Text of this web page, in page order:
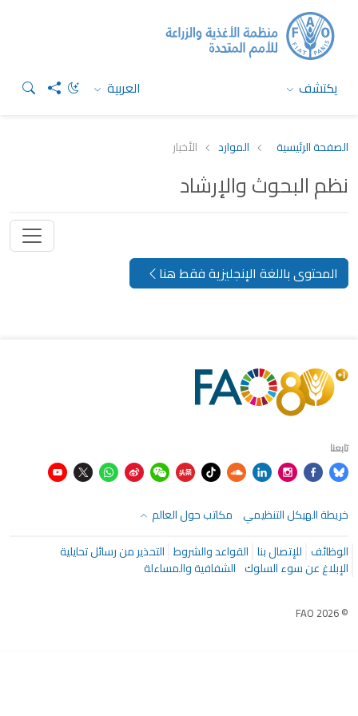
يكتشف العربية
الصفحة الرئيسية الموارد الأخبار
نظم البحوث والإرشاد
المحتوى باللغة الإنجليزية فقط هنا
تابعنا
خريطة الهيكل التنظيمي مكاتب حول العالم
الوظائف للإتصال بنا القواعد والشروط التحذير من رسائل تحايلية
الإبلاغ عن سوء السلوك الشفافية والمساءلة
© FAO 2026